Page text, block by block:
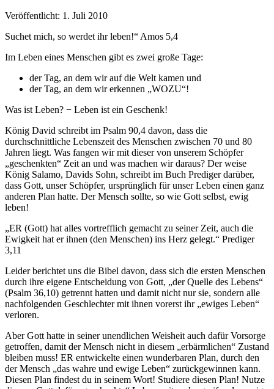
Veröffentlicht: 1. Juli 2010
Suchet mich, so werdet ihr leben!“ Amos 5,4
Im Leben eines Menschen gibt es zwei große Tage:
der Tag, an dem wir auf die Welt kamen und
der Tag, an dem wir erkennen „WOZU“!
Was ist Leben? − Leben ist ein Geschenk!
König David schreibt im Psalm 90,4 davon, dass die
durchschnittliche Lebenszeit des Menschen zwischen 70 und 80
Jahren liegt. Was fangen wir mit dieser von unserem Schöpfer
„geschenkten“ Zeit an und was machen wir daraus? Der weise
König Salamo, Davids Sohn, schreibt im Buch Prediger darüber,
dass Gott, unser Schöpfer, ursprünglich für unser Leben einen ganz
anderen Plan hatte. Der Mensch sollte, so wie Gott selbst, ewig
leben!
„ER (Gott) hat alles vortrefflich gemacht zu seiner Zeit, auch die
Ewigkeit hat er ihnen (den Menschen) ins Herz gelegt.“ Prediger
3,11
Leider berichtet uns die Bibel davon, dass sich die ersten Menschen
durch ihre eigene Entscheidung von Gott, „der Quelle des Lebens“
(Psalm 36,10) getrennt hatten und damit nicht nur sie, sondern alle
nachfolgenden Geschlechter mit ihnen vorerst ihr „ewiges Leben“
verloren.
Aber Gott hatte in seiner unendlichen Weisheit auch dafür Vorsorge
getroffen, damit der Mensch nicht in diesem „erbärmlichen“ Zustand
bleiben muss! ER entwickelte einen wunderbaren Plan, durch den
der Mensch „das wahre und ewige Leben“ zurückgewinnen kann.
Diesen Plan findest du in seinem Wort! Studiere diesen Plan! Nutze